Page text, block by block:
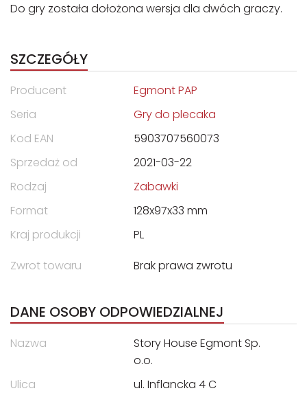
Do gry została dołożona wersja dla dwóch graczy.
SZCZEGÓŁY
Producent
Egmont PAP
Seria
Gry do plecaka
Kod EAN
5903707560073
Sprzedaż od
2021-03-22
Rodzaj
Zabawki
Format
128x97x33 mm
Kraj produkcji
PL
Zwrot towaru
Brak prawa zwrotu
DANE OSOBY ODPOWIEDZIALNEJ
Nazwa
Story House Egmont Sp.
o.o.
Ulica
ul. Inflancka 4 C